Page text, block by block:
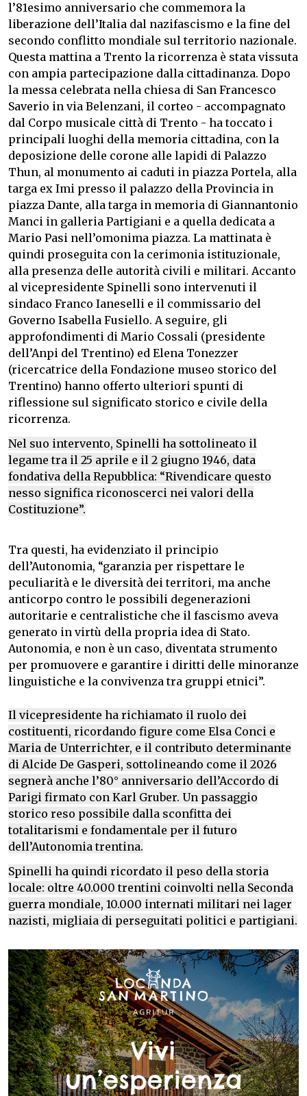
l’81esimo anniversario che commemora la
liberazione dell’Italia dal nazifascismo e la fine del
secondo conflitto mondiale sul territorio nazionale.
Questa mattina a Trento la ricorrenza è stata vissuta
con ampia partecipazione dalla cittadinanza. Dopo
la messa celebrata nella chiesa di San Francesco
Saverio in via Belenzani, il corteo - accompagnato
dal Corpo musicale città di Trento - ha toccato i
principali luoghi della memoria cittadina, con la
deposizione delle corone alle lapidi di Palazzo
Thun, al monumento ai caduti in piazza Portela, alla
targa ex Imi presso il palazzo della Provincia in
piazza Dante, alla targa in memoria di Giannantonio
Manci in galleria Partigiani e a quella dedicata a
Mario Pasi nell’omonima piazza. La mattinata è
quindi proseguita con la cerimonia istituzionale,
alla presenza delle autorità civili e militari. Accanto
al vicepresidente Spinelli sono intervenuti il
sindaco Franco Ianeselli e il commissario del
Governo Isabella Fusiello. A seguire, gli
approfondimenti di Mario Cossali (presidente
dell’Anpi del Trentino) ed Elena Tonezzer
(ricercatrice della Fondazione museo storico del
Trentino) hanno offerto ulteriori spunti di
riflessione sul significato storico e civile della
ricorrenza.
Nel suo intervento, Spinelli ha sottolineato il
legame tra il 25 aprile e il 2 giugno 1946, data
fondativa della Repubblica: “Rivendicare questo
nesso significa riconoscerci nei valori della
Costituzione”.
Tra questi, ha evidenziato il principio
dell’Autonomia, “garanzia per rispettare le
peculiarità e le diversità dei territori, ma anche
anticorpo contro le possibili degenerazioni
autoritarie e centralistiche che il fascismo aveva
generato in virtù della propria idea di Stato.
Autonomia, e non è un caso, diventata strumento
per promuovere e garantire i diritti delle minoranze
linguistiche e la convivenza tra gruppi etnici”.
Il vicepresidente ha richiamato il ruolo dei
costituenti, ricordando figure come Elsa Conci e
Maria de Unterrichter, e il contributo determinante
di Alcide De Gasperi, sottolineando come il 2026
segnerà anche l’80° anniversario dell’Accordo di
Parigi firmato con Karl Gruber. Un passaggio
storico reso possibile dalla sconfitta dei
totalitarismi e fondamentale per il futuro
dell’Autonomia trentina.
Spinelli ha quindi ricordato il peso della storia
locale: oltre 40.000 trentini coinvolti nella Seconda
guerra mondiale, 10.000 internati militari nei lager
nazisti, migliaia di perseguitati politici e partigiani.